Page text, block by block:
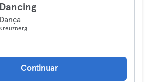
Dancing
Dança
Kreuzberg
Continuar